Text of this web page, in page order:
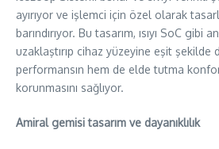
ayırıyor ve işlemci için özel olarak
barındırıyor. Bu tasarım, ısıyı SoC gibi
uzaklaştırıp cihaz yüzeyine eşit şekilde
performansın hem de elde tutma
korunmasını sağlıyor.
Amiral gemisi tasarım ve dayanıklılık